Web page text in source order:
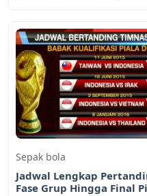
Sepak bola
Jadwal Lengkap
Fase Grup Hingga Final